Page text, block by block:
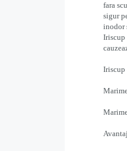
fara
sigur
inodor
Iriscup
Iriscup